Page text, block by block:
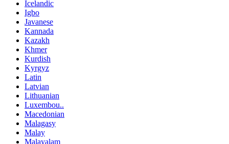
Icelandic
Igbo
Javanese
Kannada
Kazakh
Khmer
Kurdish
Kyrgyz
Latin
Latvian
Lithuanian
Luxembou..
Macedonian
Malagasy
Malay
Malayalam